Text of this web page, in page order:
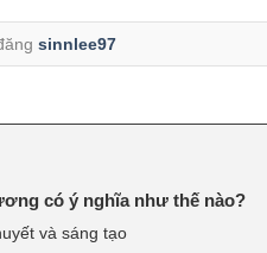
sinnlee97
có ý nghĩa như thế nào?
và sáng tạo